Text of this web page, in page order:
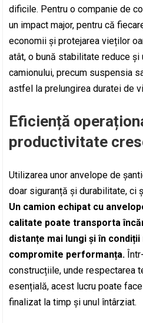
dificile. Pentru o companie de
un impact major, pentru că
economii și protejarea vieților
atât, o bună stabilitate reduce
camionului, precum suspensia
astfel la prelungirea duratei de
Eficiență
productivitate
Utilizarea unor anvelope de
doar siguranță și durabilitate, ci
Un camion echipat cu
calitate poate transporta
distanțe mai lungi și în
compromite performanța.
construcțiile, unde respectarea
esențială, acest lucru poate
finalizat la timp și unul întârziat.